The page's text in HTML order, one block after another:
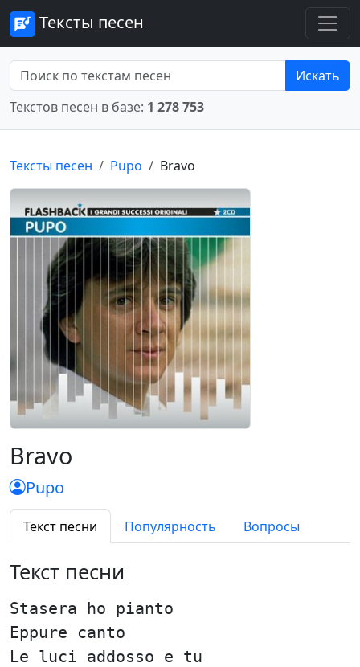
Тексты песен
Искать
Текстов песен в базе: 1 278 753
Тексты песен Pupo Bravo
Bravo
Pupo
Текст песни Популярность Вопросы
Текст песни
Stasera ho pianto
Eppure canto
Le luci addosso e tu